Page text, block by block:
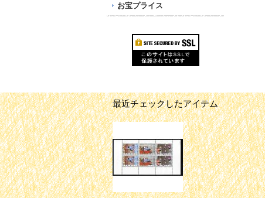
お宝プライス
最近チェックしたアイテム